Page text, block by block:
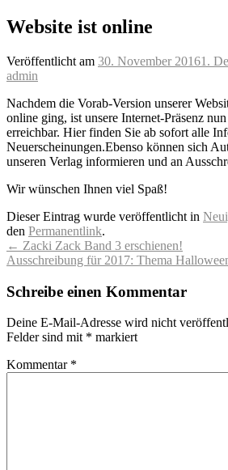
Website ist online
Veröffentlicht am 30. November 20161.
admin
Nachdem die Vorab-Version unserer
online ging, ist unsere Internet-Präsenz
erreichbar. Hier finden Sie ab sofort alle
Neuerscheinungen.Ebenso können sich
unseren Verlag informieren und an
Wir wünschen Ihnen viel Spaß!
Dieser Eintrag wurde veröffentlicht in
den Permanentlink.
Beitragsnavigation
← Zacki Zack Band 3 erschienen!
Ausschreibung für 2017: Thema
Schreibe einen Kommentar
Deine E-Mail-Adresse wird nicht
Felder sind mit * markiert
Kommentar *